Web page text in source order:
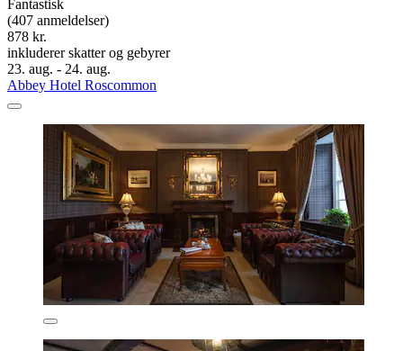
Fantastisk
(407 anmeldelser)
878 kr.
inkluderer skatter og gebyrer
23. aug. - 24. aug.
Abbey Hotel Roscommon